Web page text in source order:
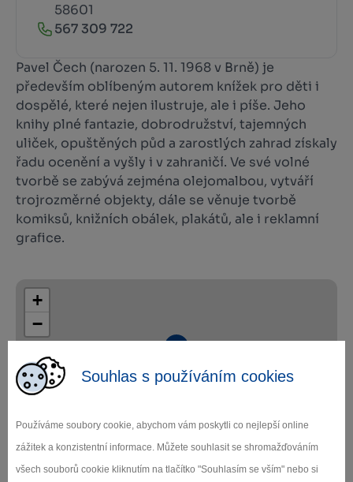
Souhlas s používáním cookies
Používáme soubory cookie, abychom vám poskytli co nejlepší online
zážitek a konzistentní informace. Můžete souhlasit se shromažďováním
všech souborů cookie kliknutím na tlačítko "Souhlasím se vším" nebo si
58601
567 309 722
Pavel Čech (narozen 5. 11. 1968 v Brně) je
především oblíbeným autorem knížek pro děti i
dospělé, které nejen ilustruje, ale i píše. Jeho
knihy plné fantazie, dobrodružství, tajemných
uliček, opuštěných půd a zarostlých zahrad získaly
řadu ocenění a vyšly i v zahraničí. Ve své volné
tvorbě se zabývá zejména olejomalbou, vytváří
trojrozměrné objekty, dále se věnuje tvorbě
komiksů, knižních obálek, plakátů, ale i reklamní
grafice.
+
−
Leaflet|© Seznam.cz a.s. a další